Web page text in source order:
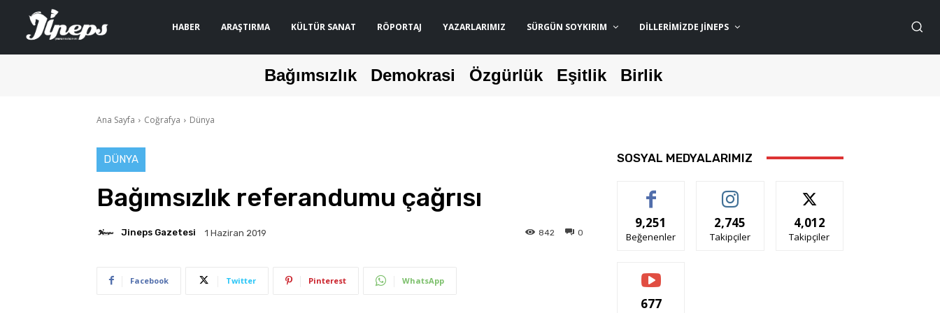
HABER ARAŞTIRMA KÜLTÜR SANAT RÖPORTAJ YAZARLARIMIZ SÜRGÜN SOYKIRIM DILLERIMIZDE JİNEPS
Bağımsızlık Demokrasi Özgürlük Eşitlik Birlik
Ana Sayfa Coğrafya Dünya
DÜNYA
Bağımsızlık referandumu çağrısı
Jineps Gazetesi 1 Haziran 2019 0
842
Facebook Twitter Pinterest WhatsApp
SOSYAL MEDYALARIMIZ
9,251
Beğenenler
2,745
Takipçiler
4,012
Takipçiler
677